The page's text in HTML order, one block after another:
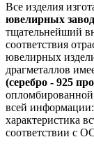
Все изделия
ювелирных
тщательнейший
соответствия
ювелирных
драгметаллов
(серебро - 925
опломбированной
всей
характеристика
соответствии с